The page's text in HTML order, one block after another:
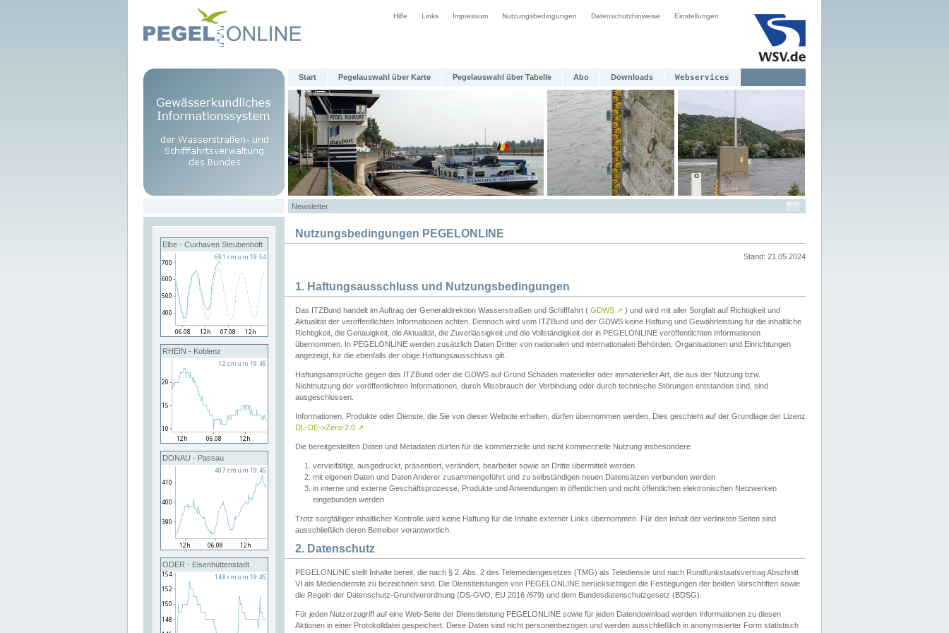
Hilfe Links Impressum Nutzungsbedingungen Datenschutzhinweise Einstellungen
Start Pegelauswahl über Karte Pegelauswahl über Tabelle Abo Downloads Webservices
Newsletter
Elbe - Cuxhaven Steubenhöft
RHEIN - Koblenz
DONAU - Passau
ODER - Eisenhüttenstadt
Nutzungsbedingungen PEGELONLINE
Stand: 21.05.2024
1. Haftungsausschluss und Nutzungsbedingungen
Das ITZBund handelt im Auftrag der Generaldirektion Wasserstraßen und Schifffahrt ( GDWS ↗ ) und wird mit aller Sorgfalt auf Richtigkeit und
Aktualität der veröffentlichten Informationen achten. Dennoch wird vom ITZBund und der GDWS keine Haftung und Gewährleistung für die inhaltliche
Richtigkeit, die Genauigkeit, die Aktualität, die Zuverlässigkeit und die Vollständigkeit der in PEGELONLINE veröffentlichten Informationen
übernommen. In PEGELONLINE werden zusätzlich Daten Dritter von nationalen und internationalen Behörden, Organisationen und Einrichtungen
angezeigt, für die ebenfalls der obige Haftungsausschluss gilt.
Haftungsansprüche gegen das ITZBund oder die GDWS auf Grund Schäden materieller oder immaterieller Art, die aus der Nutzung bzw.
Nichtnutzung der veröffentlichten Informationen, durch Missbrauch der Verbindung oder durch technische Störungen entstanden sind, sind
ausgeschlossen.
Informationen, Produkte oder Dienste, die Sie von dieser Website erhalten, dürfen übernommen werden. Dies geschieht auf der Grundlage der Lizenz
DL-DE->Zero-2.0 ↗
Die bereitgestellten Daten und Metadaten dürfen für die kommerzielle und nicht kommerzielle Nutzung insbesondere
vervielfältigt, ausgedruckt, präsentiert, verändert, bearbeitet sowie an Dritte übermittelt werden
mit eigenen Daten und Daten Anderer zusammengeführt und zu selbständigen neuen Datensätzen verbunden werden
in interne und externe Geschäftsprozesse, Produkte und Anwendungen in öffentlichen und nicht öffentlichen elektronischen Netzwerken
eingebunden werden
Trotz sorgfältiger inhaltlicher Kontrolle wird keine Haftung für die Inhalte externer Links übernommen. Für den Inhalt der verlinkten Seiten sind
ausschließlich deren Betreiber verantwortlich.
2. Datenschutz
PEGELONLINE stellt Inhalte bereit, die nach § 2, Abs. 2 des Telemediengesetzes (TMG) als Teledienste und nach Rundfunkstaatsvertrag Abschnitt
VI als Mediendienste zu bezeichnen sind. Die Dienstleistungen von PEGELONLINE berücksichtigen die Festlegungen der beiden Vorschriften sowie
die Regeln der Datenschutz-Grundverordnung (DS-GVO, EU 2016 /679) und dem Bundesdatenschutzgesetz (BDSG).
Für jeden Nutzerzugriff auf eine Web-Seite der Dienstleistung PEGELONLINE sowie für jeden Datendownload werden Informationen zu diesen
Aktionen in einer Protokolldatei gespeichert. Diese Daten sind nicht personenbezogen und werden ausschließlich in anonymisierter Form statistisch